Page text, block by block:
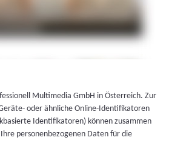
Multimedia GmbH in Österreich. Zur
oder ähnliche Online-Identifikatoren
Identifikatoren) können zusammen
personenbezogenen Daten für die